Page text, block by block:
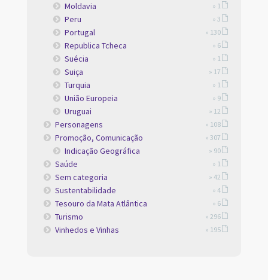
Moldavia » 1
Peru » 3
Portugal » 130
Republica Tcheca » 6
Suécia » 1
Suiça » 17
Turquia » 1
União Europeia » 9
Uruguai » 12
Personagens » 108
Promoção, Comunicação » 307
Indicação Geográfica » 90
Saúde » 1
Sem categoria » 42
Sustentabilidade » 4
Tesouro da Mata Atlântica » 6
Turismo » 296
Vinhedos e Vinhas » 195